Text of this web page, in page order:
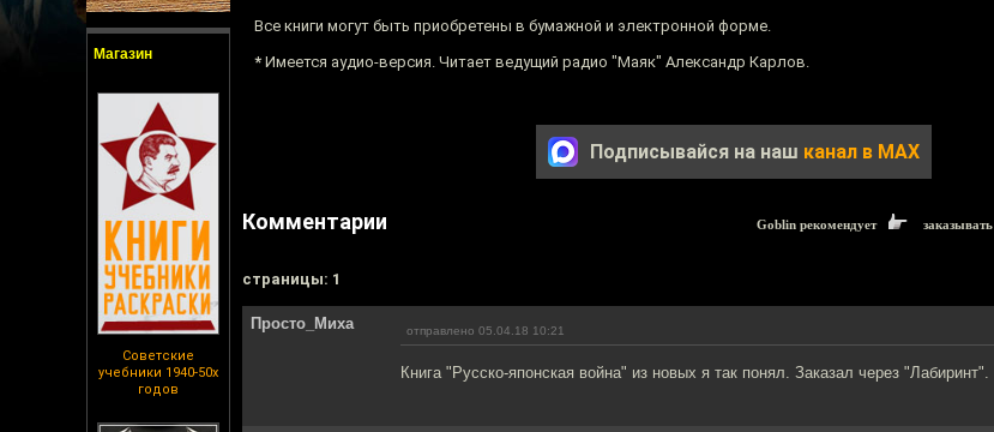
Магазин
Советские
учебники 1940-50х
годов
Все книги могут быть приобретены в бумажной и электронной форме.
* Имеется аудио-версия. Читает ведущий радио "Маяк" Александр Карлов.
Подписывайся на наш канал в MAX
Комментарии Goblin рекомендует заказывать
cтраницы: 1
Просто_Миха отправлено 05.04.18 10:21
Книга "Русско-японская война" из новых я так понял. Заказал через "Лабиринт".